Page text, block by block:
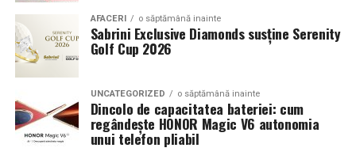
Echilibrul dintre estetica si utilizare reala
Un aspect specific evenimentelor auto din Cluj este
prezenta multor masini care nu sunt doar proiecte de
show, ci si vehicule utilizate zilnic. Proprietarii acestora
cauta solutii care sa le permita sa participe la
evenimente fara a sacrifica complet confortul sau
siguranta pe drumurile publice.
AFACERI o săptămână inainte
Sabrini Exclusive Diamonds susține Serenity
Golf Cup 2026
UNCATEGORIZED o săptămână inainte
Dincolo de capacitatea bateriei: cum
regândește HONOR Magic V6 autonomia
unui telefon pliabil